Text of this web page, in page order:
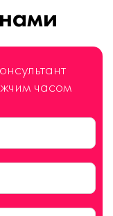
часом